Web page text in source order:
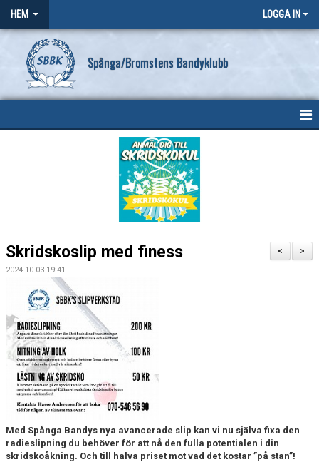
HEM LOGGA IN
Spånga/Bromstens Bandyklubb
SBBK POLICY
FÖRENINGSKALENDER
BILDGALLERI
VÅRA LAG/TRÄNARE
DOKUMENT
KÖP & SÄLJ
>
<
Skridskoslip med finess
2024-10-03 19:41
Med Spånga Bandys nya avancerade slip kan vi nu själva fixa den
radieslipning du behöver för att nå den fulla potentialen i din
skridskoåkning. Och till halva priset mot vad det kostar ”på stan”!